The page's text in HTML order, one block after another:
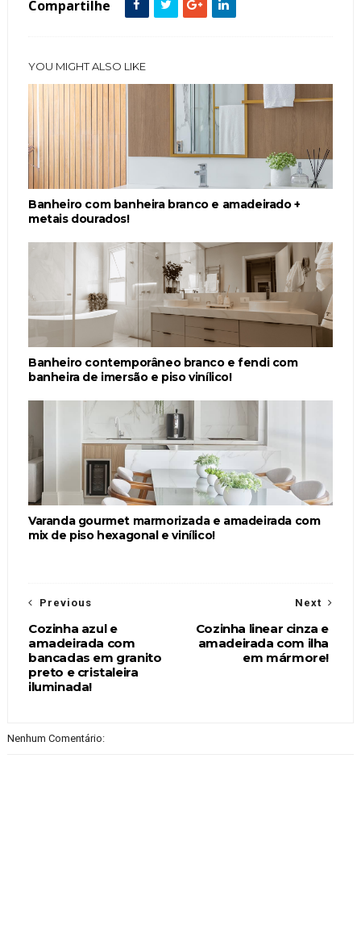
Compartilhe
YOU MIGHT ALSO LIKE
Banheiro com banheira branco e amadeirado +
metais dourados!
Banheiro contemporâneo branco e fendi com
banheira de imersão e piso vinílico!
Varanda gourmet marmorizada e amadeirada com
mix de piso hexagonal e vinílico!
Next
Cozinha linear cinza e
amadeirada com ilha
em mármore!
Previous
Cozinha azul e
amadeirada com
bancadas em granito
preto e cristaleira
iluminada!
Nenhum Comentário: